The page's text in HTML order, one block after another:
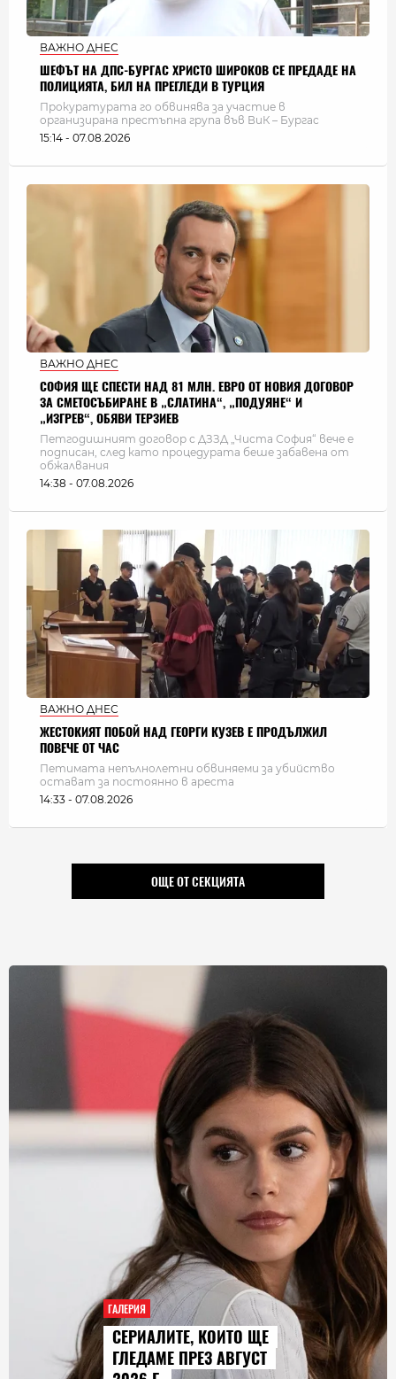
ВАЖНО ДНЕС
ШЕФЪТ НА ДПС-БУРГАС ХРИСТО ШИРОКОВ СЕ ПРЕДАДЕ НА
ПОЛИЦИЯТА, БИЛ НА ПРЕГЛЕДИ В ТУРЦИЯ
Прокуратурата го обвинява за участие в
организирана престъпна група във ВиК – Бургас
15:14 - 07.08.2026
ВАЖНО ДНЕС
СОФИЯ ЩЕ СПЕСТИ НАД 81 МЛН. ЕВРО ОТ НОВИЯ ДОГОВОР
ЗА СМЕТОСЪБИРАНЕ В „СЛАТИНА“, „ПОДУЯНЕ“ И
„ИЗГРЕВ“, ОБЯВИ ТЕРЗИЕВ
Петгодишният договор с ДЗЗД „Чиста София“ вече е
подписан, след като процедурата беше забавена от
обжалвания
14:38 - 07.08.2026
ВАЖНО ДНЕС
ЖЕСТОКИЯТ ПОБОЙ НАД ГЕОРГИ КУЗЕВ Е ПРОДЪЛЖИЛ
ПОВЕЧЕ ОТ ЧАС
Петимата непълнолетни обвиняеми за убийство
остават за постоянно в ареста
14:33 - 07.08.2026
ОЩЕ ОТ СЕКЦИЯТА
ГАЛЕРИЯ
AUDI Q9 СТАВА НАЙ-
ГОЛЕМИЯТ МОДЕЛ В